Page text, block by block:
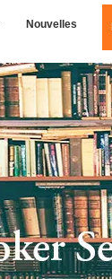
Nouvelles